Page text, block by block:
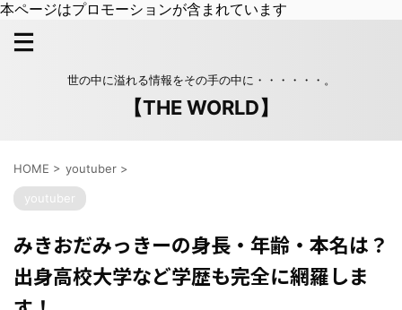
本ページはプロモーションが含まれています
世の中に溢れる情報をその手の中に・・・・・・。
【THE WORLD】
HOME > youtuber >
youtuber
みきおだみっきーの身長・年齢・本名は？
出身高校大学など学歴も完全に網羅しま